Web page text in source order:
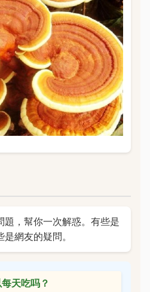
題，幫你一次解惑。有些是
網友的疑問。
天吃吗？